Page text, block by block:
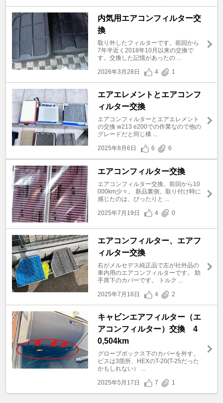
内気用エアコンフィルター交
換
取り外したフィルターです。前回から
7年半近く2018年10月以来の交換で
す。交換した記憶があったの ...
2026年3月28日
4 1
エアエレメントとエアコンフ
ィルター交換
エアコンフィルターとエアエレメント
の交換 w213 e200での作業なので他の
グレードだと同じ構 ...
2025年8月6日
6 6
エアコンフィルター交換
エアコンフィルター交換。前回から10
000km少々。 新品裏側。取り付け時に
感じたのは、ぴったりと ...
2025年7月19日
4 0
エアコンフィルター、エアフ
ィルター交換
右がメルセデス純正品で左が社外品の
車内用のエアコンフィルターです。 助
手席下のカバーです。 トルク ...
2025年7月16日
4 2
キャビンエアフィルター（エ
アコンフィルター）交換 4
0,504km
グローブボックス下のカバーを外す。
ビスは3箇所、HEXのT-20(T-25だった
かもしれない） ...
2025年5月17日
7 1